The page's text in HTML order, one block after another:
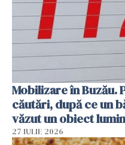
Mobilizare în Buzău.
căutări, după ce un
văzut un obiect
27 IULIE 2026